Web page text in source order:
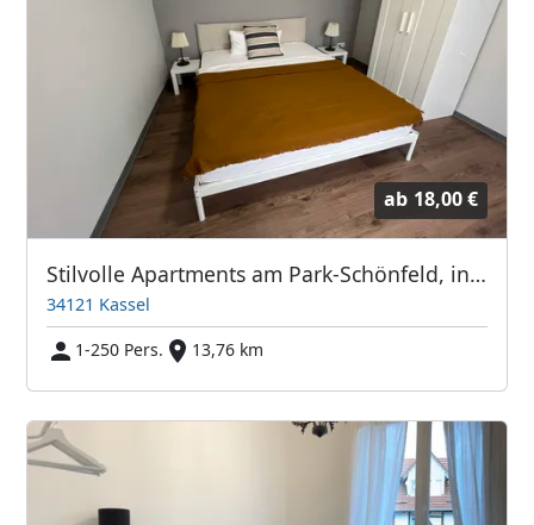
ab 18,00 €
Stilvolle Apartments am Park-Schönfeld, inkl. WLAN
34121 Kassel
1-250 Pers.
13,76 km